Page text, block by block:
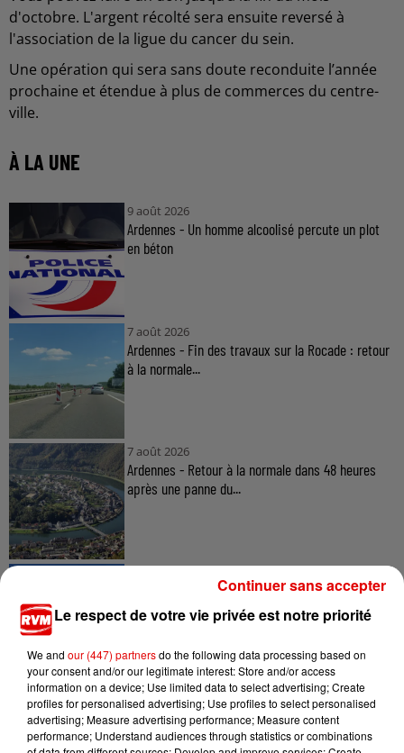
d'octobre. L'argent récolté sera ensuite reversé à
l'association de la ligue du cancer du sein.
Une opération qui sera sans doute reconduite l’année
prochaine et étendue à plus de commerces du centre-
ville.
À LA UNE
9 août 2026
Ardennes - Un homme alcoolisé percute un plot
en béton
7 août 2026
Ardennes - Fin des travaux sur la Rocade : retour
à la normale...
7 août 2026
Ardennes - Retour à la normale dans 48 heures
après une panne du...
Ardennes - Un réveil frais ce vendredi avant le
retour de la canicule
Le respect de votre vie privée est notre priorité
We and our (447) partnersdo the following data processing based on
your consent and/or our legitimate interest: Store and/or access
information on a device; Use limited data to select advertising; Create
profiles for personalised advertising; Use profiles to select personalised
advertising; Measure advertising performance; Measure content
performance; Understand audiences through statistics or combinations
Continuer sans accepter